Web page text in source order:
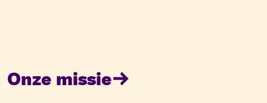
Onze missie